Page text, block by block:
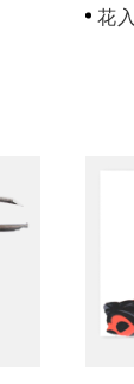
花